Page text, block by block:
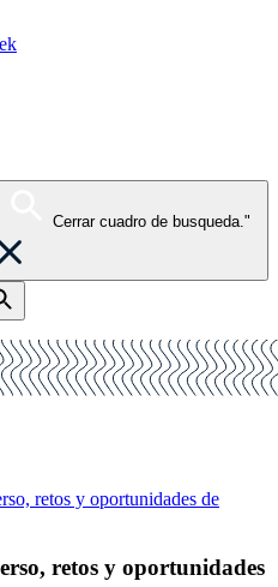
Cerrar cuadro de busqueda."
retos y oportunidades de
retos y oportunidades